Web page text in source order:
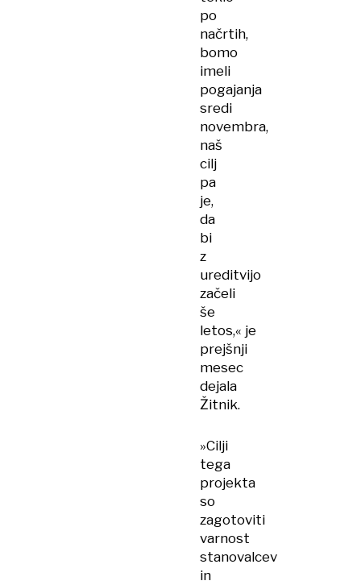
po
načrtih,
bomo
imeli
pogajanja
sredi
novembra,
naš
cilj
pa
je,
da
bi
z
ureditvijo
začeli
še
letos,« je
prejšnji
mesec
dejala
Žitnik.
»Cilji
tega
projekta
so
zagotoviti
varnost
stanovalcev
in